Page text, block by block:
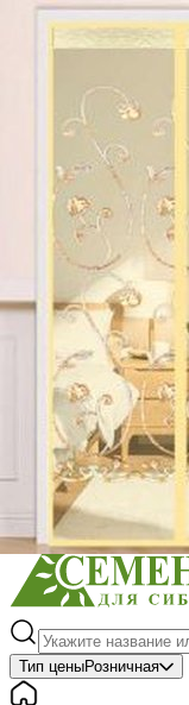
Выберите город
Обратный звонок
Каталог
Семена
Грунты
Газонные
Горшки,
Посадочный
Садовый
Консервирование
Средства
Обустройство
Тип ценыРозничная